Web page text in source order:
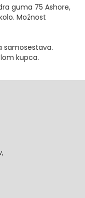
guma 75 Ashore,
Možnost
samosestava.
kupca.